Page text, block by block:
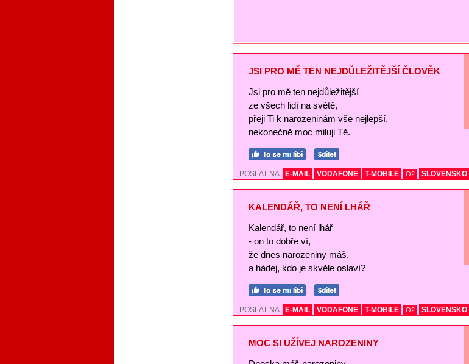
JSI PRO MĚ TEN NEJDŮLEŽITĚJŠÍ ČLOVĚK
Jsi pro mě ten nejdůležitější
ze všech lidí na světě,
přeji Ti k narozeninám vše nejlepší,
nekonečně moc miluji Tě.
POSLAT NA E-MAIL VODAFONE T-MOBILE O2 SLOVENSKO
KALENDÁŘ, TO NENÍ LHÁŘ
Kalendář, to není lhář
- on to dobře ví,
že dnes narozeniny máš,
a hádej, kdo je skvěle oslaví?
POSLAT NA E-MAIL VODAFONE T-MOBILE O2 SLOVENSKO
MOC SI UŽÍVEJ NAROZENINY